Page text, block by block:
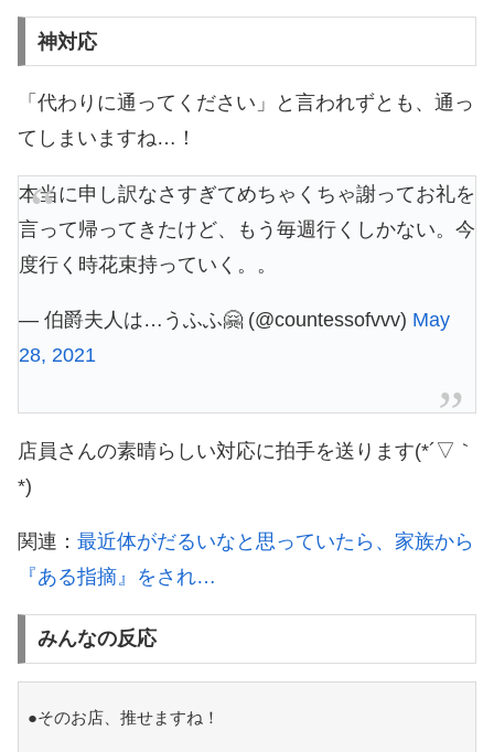
神対応
「代わりに通ってください」と言われずとも、通っ
てしまいますね…！
本当に申し訳なさすぎてめちゃくちゃ謝ってお礼を
言って帰ってきたけど、もう毎週行くしかない。今
度行く時花束持っていく。。
— 伯爵夫人は…うふふ🤗 (@countessofvvv) May
28, 2021
店員さんの素晴らしい対応に拍手を送ります(*´▽｀
*)
関連： 最近体がだるいなと思っていたら、家族から
『ある指摘』をされ…
みんなの反応
●そのお店、推せますね！